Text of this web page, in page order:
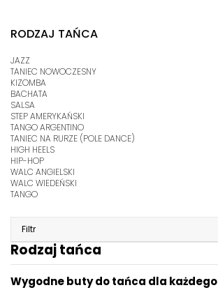
Rodzaj tańca
Wygodne buty do tańca dla każdego
RODZAJ TAŃCA
JAZZ
TANIEC NOWOCZESNY
KIZOMBA
BACHATA
SALSA
STEP AMERYKAŃSKI
TANGO ARGENTINO
TANIEC NA RURZE (POLE DANCE)
HIGH HEELS
HIP-HOP
WALC ANGIELSKI
WALC WIEDEŃSKI
TANGO
Filtr